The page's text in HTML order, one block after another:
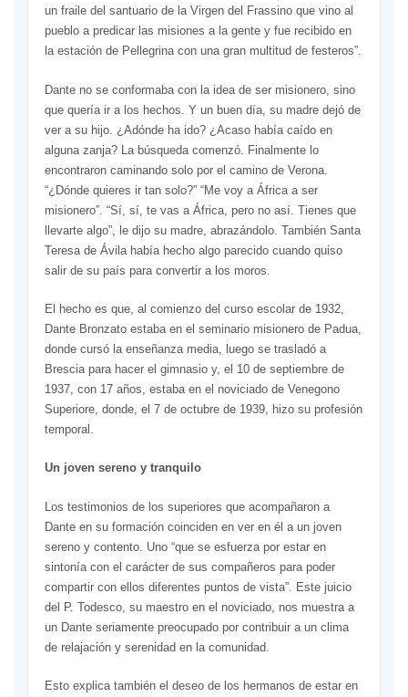
un fraile del santuario de la Virgen del Frassino que vino al
pueblo a predicar las misiones a la gente y fue recibido en
la estación de Pellegrina con una gran multitud de festeros”.
Dante no se conformaba con la idea de ser misionero, sino
que quería ir a los hechos. Y un buen día, su madre dejó de
ver a su hijo. ¿Adónde ha ido? ¿Acaso había caído en
alguna zanja? La búsqueda comenzó. Finalmente lo
encontraron caminando solo por el camino de Verona.
“¿Dónde quieres ir tan solo?” “Me voy a África a ser
misionero”. “Sí, sí, te vas a África, pero no así. Tienes que
llevarte algo”, le dijo su madre, abrazándolo. También Santa
Teresa de Ávila había hecho algo parecido cuando quiso
salir de su país para convertir a los moros.
El hecho es que, al comienzo del curso escolar de 1932,
Dante Bronzato estaba en el seminario misionero de Padua,
donde cursó la enseñanza media, luego se trasladó a
Brescia para hacer el gimnasio y, el 10 de septiembre de
1937, con 17 años, estaba en el noviciado de Venegono
Superiore, donde, el 7 de octubre de 1939, hizo su profesión
temporal.
Un joven sereno y tranquilo
Los testimonios de los superiores que acompañaron a
Dante en su formación coinciden en ver en él a un joven
sereno y contento. Uno “que se esfuerza por estar en
sintonía con el carácter de sus compañeros para poder
compartir con ellos diferentes puntos de vista”. Este juicio
del P. Todesco, su maestro en el noviciado, nos muestra a
un Dante seriamente preocupado por contribuir a un clima
de relajación y serenidad en la comunidad.
Esto explica también el deseo de los hermanos de estar en